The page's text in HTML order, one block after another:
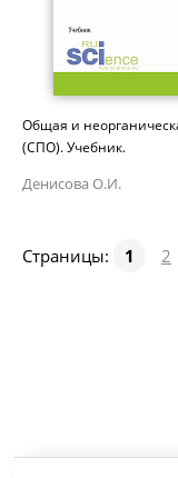
Общая и
(СПО). Учебник.
Денисова О.И.
Страницы: 1 2